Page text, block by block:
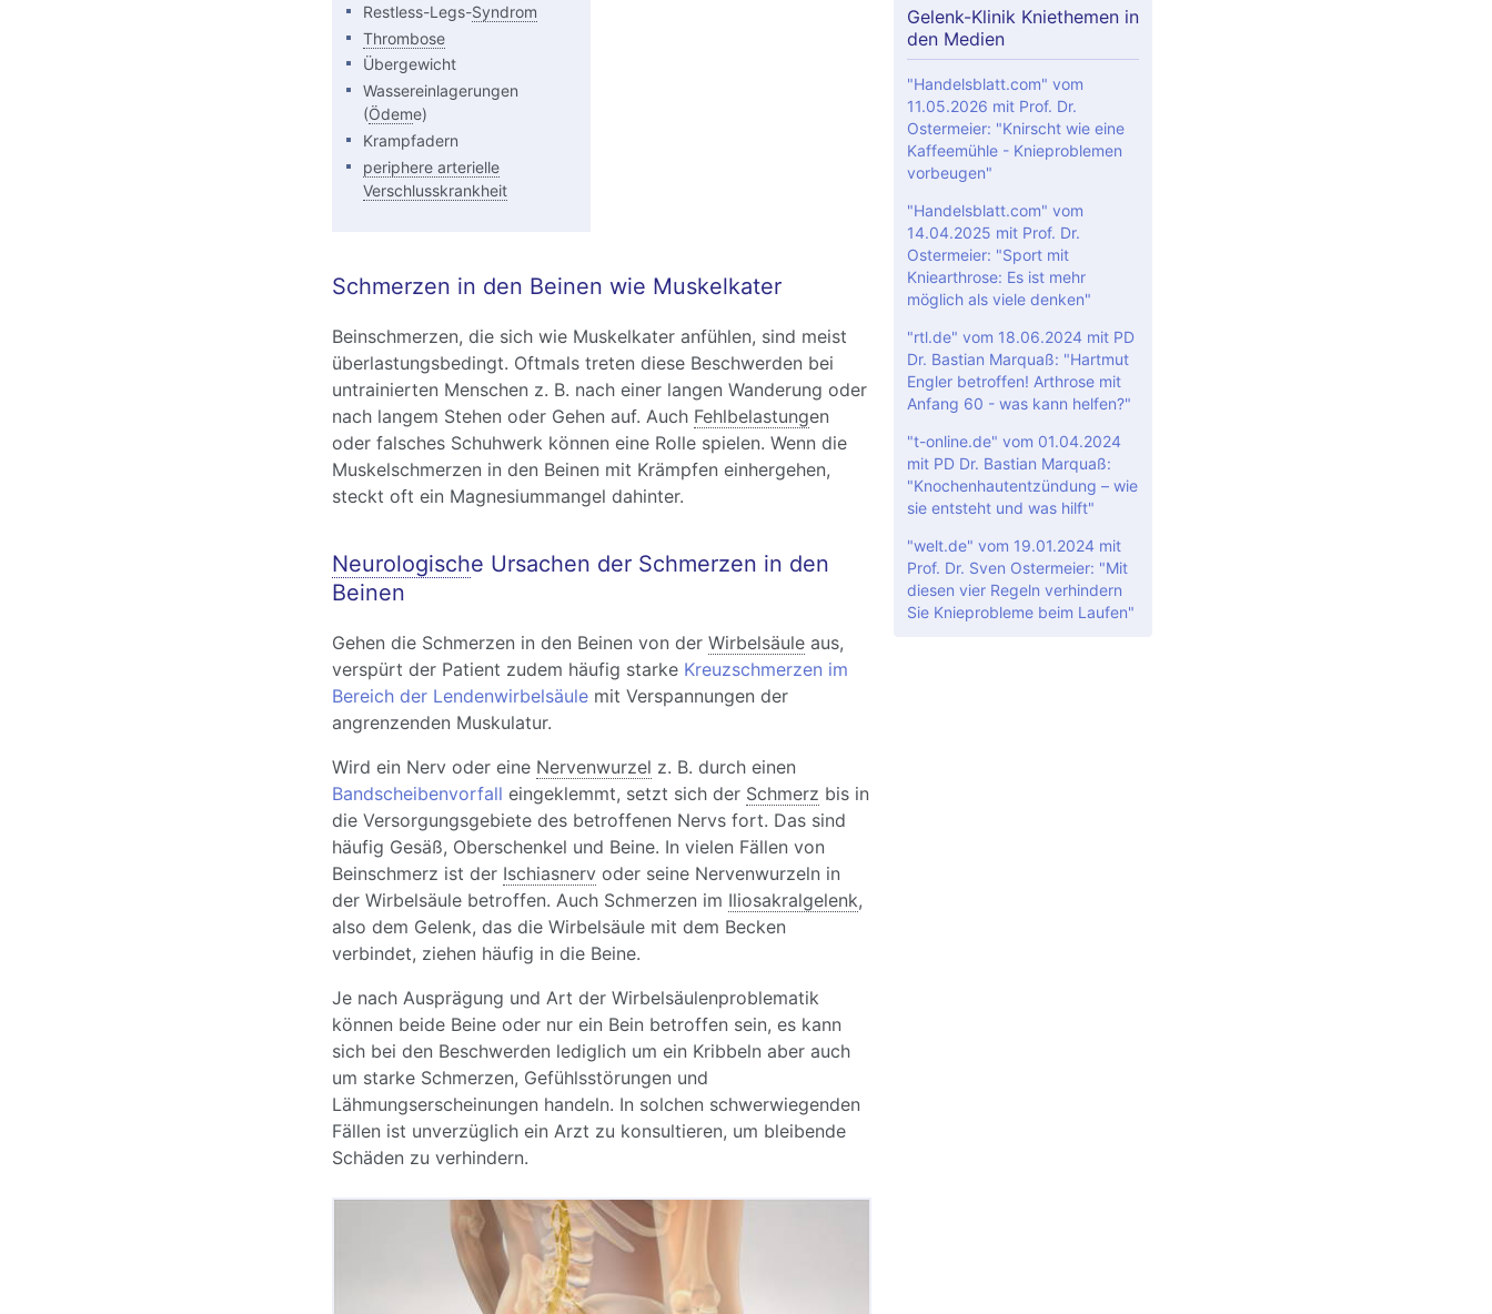
Restless-Legs-Syndrom
Thrombose
Übergewicht
Wassereinlagerungen
(Ödeme)
Krampfadern
periphere arterielle
Verschlusskrankheit
Schmerzen in den Beinen wie Muskelkater
Beinschmerzen, die sich wie Muskelkater anfühlen, sind meist
überlastungsbedingt. Oftmals treten diese Beschwerden bei
untrainierten Menschen z. B. nach einer langen Wanderung oder
nach langem Stehen oder Gehen auf. Auch Fehlbelastungen
oder falsches Schuhwerk können eine Rolle spielen. Wenn die
Muskelschmerzen in den Beinen mit Krämpfen einhergehen,
steckt oft ein Magnesiummangel dahinter.
Neurologische Ursachen der Schmerzen in den
Beinen
Gehen die Schmerzen in den Beinen von der Wirbelsäuleaus,
verspürt der Patient zudem häufig starke Kreuzschmerzen im
Bereich der Lendenwirbelsäulemit Verspannungen der
angrenzenden Muskulatur.
Wird ein Nerv oder eine Nervenwurzel z. B. durch einen
Bandscheibenvorfall eingeklemmt, setzt sich der Schmerz bis in
die Versorgungsgebiete des betroffenen Nervs fort. Das sind
häufig Gesäß, Oberschenkel und Beine. In vielen Fällen von
Beinschmerz ist der Ischiasnervoder seine Nervenwurzeln in
der Wirbelsäule betroffen. Auch Schmerzen im Iliosakralgelenk,
also dem Gelenk, das die Wirbelsäule mit dem Becken
verbindet, ziehen häufig in die Beine.
Je nach Ausprägung und Art der Wirbelsäulenproblematik
können beide Beine oder nur ein Bein betroffen sein, es kann
sich bei den Beschwerden lediglich um ein Kribbeln aber auch
um starke Schmerzen, Gefühlsstörungen und
Lähmungserscheinungen handeln. In solchen schwerwiegenden
Fällen ist unverzüglich ein Arzt zu konsultieren, um bleibende
Schäden zu verhindern.
Gelenk-Klinik Kniethemen in
den Medien
"Handelsblatt.com" vom
11.05.2026 mit Prof. Dr.
Ostermeier: "Knirscht wie eine
Kaffeemühle - Knieproblemen
vorbeugen"
"Handelsblatt.com" vom
14.04.2025 mit Prof. Dr.
Ostermeier: "Sport mit
Kniearthrose: Es ist mehr
möglich als viele denken"
"rtl.de" vom 18.06.2024 mit PD
Dr. Bastian Marquaß: "Hartmut
Engler betroffen! Arthrose mit
Anfang 60 - was kann helfen?"
"t-online.de" vom 01.04.2024
mit PD Dr. Bastian Marquaß:
"Knochenhautentzündung – wie
sie entsteht und was hilft"
"welt.de" vom 19.01.2024 mit
Prof. Dr. Sven Ostermeier: "Mit
diesen vier Regeln verhindern
Sie Knieprobleme beim Laufen"